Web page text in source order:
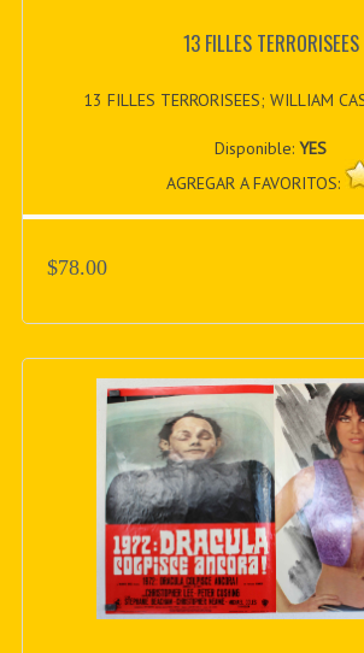
13 FILLES TERRORISEES
13 FILLES TERRORISEES; WILLIAM
Disponible:YES
AGREGAR A FAVORITOS:
$78.00